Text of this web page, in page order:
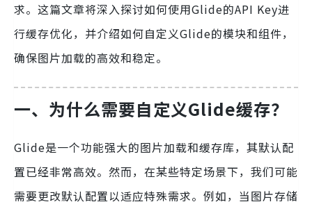
求。这篇文章将深入探讨如何使用Glide的API Key进
行缓存优化，并介绍如何自定义Glide的模块和组件，
确保图片加载的高效和稳定。
一、为什么需要自定义Glide缓存？
Glide是一个功能强大的图片加载和缓存库，其默认配
置已经非常高效。然而，在某些特定场景下，我们可能
需要更改默认配置以适应特殊需求。例如，当图片存储